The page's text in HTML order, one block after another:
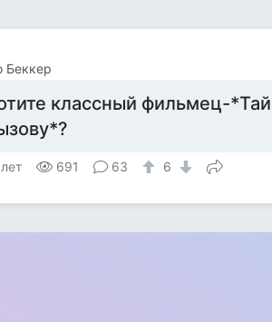
Беккер
классный фильмец-
691 63 6